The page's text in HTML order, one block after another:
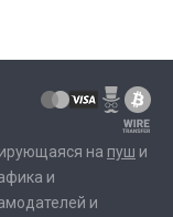
на пуш и
и
и